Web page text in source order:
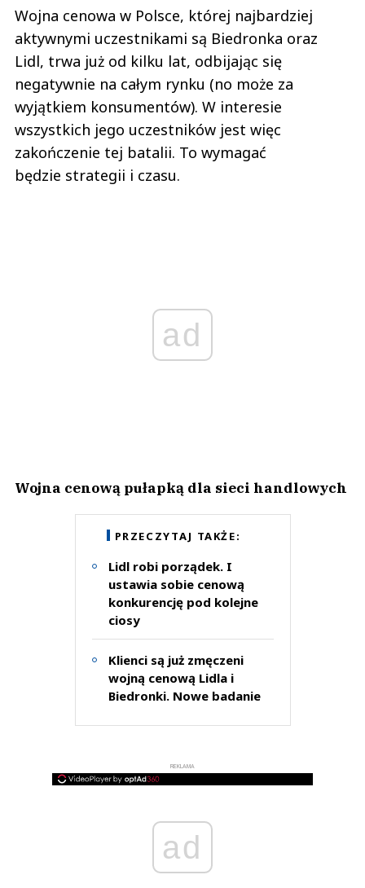
Wojna cenowa w Polsce, której najbardziej
aktywnymi uczestnikami są Biedronka oraz
Lidl, trwa już od kilku lat, odbijając się
negatywnie na całym rynku (no może za
wyjątkiem konsumentów). W interesie
wszystkich jego uczestników jest więc
zakończenie tej batalii. To wymagać
będzie strategii i czasu.
ad
Wojna cenową pułapką dla sieci handlowych
PRZECZYTAJ TAKŻE:
Lidl robi porządek. I
ustawia sobie cenową
konkurencję pod kolejne
ciosy
Klienci są już zmęczeni
wojną cenową Lidla i
Biedronki. Nowe badanie
REKLAMA
ad